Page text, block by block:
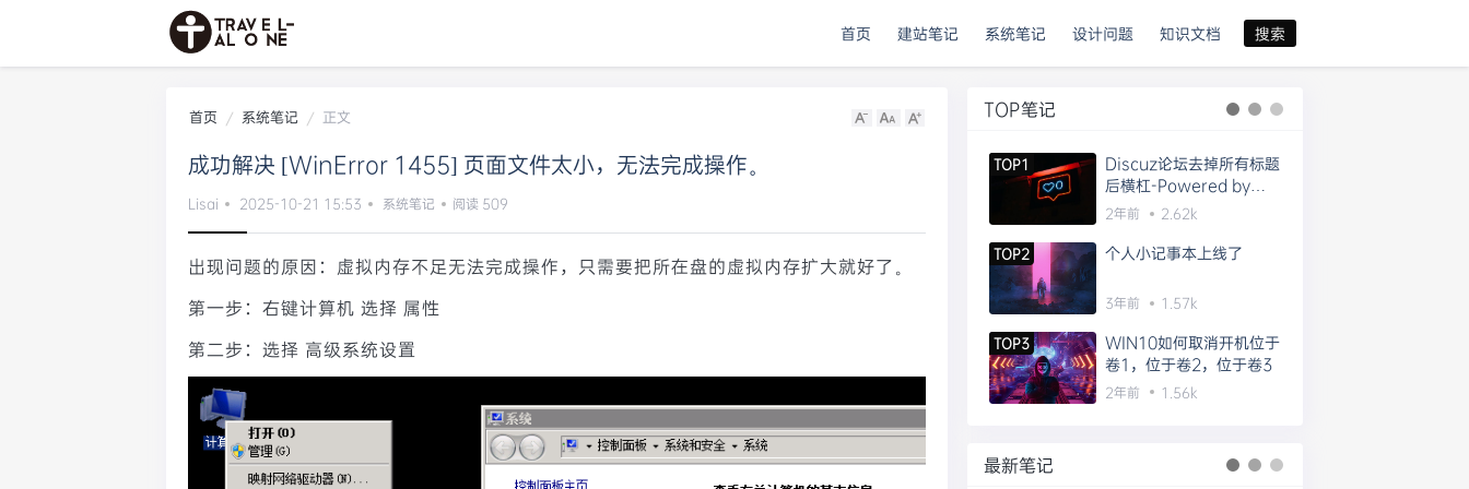
搜索
首页 建站笔记 系统笔记 设计问题 知识文档
首页 系统笔记 正文
成功解决 [WinError 1455] 页面文件太小，无法完成操作。
Lisai 2025-10-21 15:53 系统笔记 阅读 509
出现问题的原因：虚拟内存不足无法完成操作，只需要把所在盘的虚拟内存扩大就好了。
第一步：右键计算机 选择 属性
第二步：选择 高级系统设置
TOP笔记
TOP1
Discuz论坛去掉所有标题
后横杠-Powered by
Discuz!的方法
2年前 2.62k
TOP2 个人小记事本上线了
3年前 1.57k
TOP3
WIN10如何取消开机位于
卷1，位于卷2，位于卷3
2年前 1.56k
最新笔记